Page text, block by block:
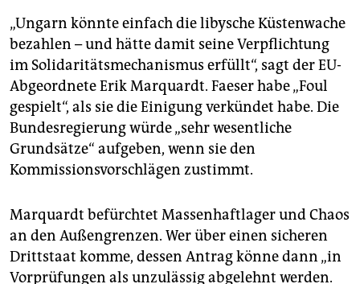
„Ungarn könnte einfach die libysche Küstenwache
bezahlen – und hätte damit seine Verpflichtung
im Solidaritätsmechanismus erfüllt“, sagt der EU-
Abgeordnete Erik Marquardt. Faeser habe „Foul
gespielt“, als sie die Einigung verkündet habe. Die
Bundesregierung würde „sehr wesentliche
Grundsätze“ aufgeben, wenn sie den
Kommissionsvorschlägen zustimmt.
Marquardt befürchtet Massenhaftlager und Chaos
an den Außengrenzen. Wer über einen sicheren
Drittstaat komme, dessen Antrag könne dann „in
Vorprüfungen als unzulässig abgelehnt werden.